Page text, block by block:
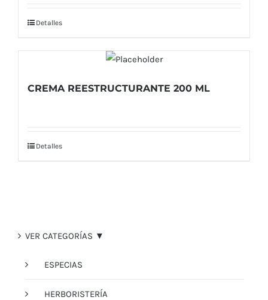
Detalles
CREMA REESTRUCTURANTE 200 ML
Detalles
VER CATEGORÍAS ▼
ESPECIAS
HERBORISTERÍA